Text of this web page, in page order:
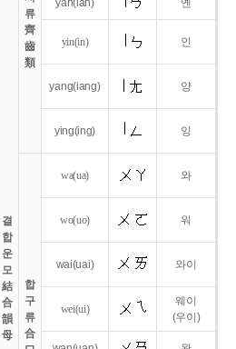
결
합
운
모
結
合
韻
母
류
齊
齒
類
yan(ian) 옌
yin(in) 인
yang(iang) 양
ying(ing) 잉
합
구
류
合
wa(ua) 와
wo(uo) 워
wai(uai) 와이
wei(ui)
웨이
(우이)